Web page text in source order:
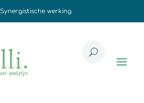
Synergistische werking